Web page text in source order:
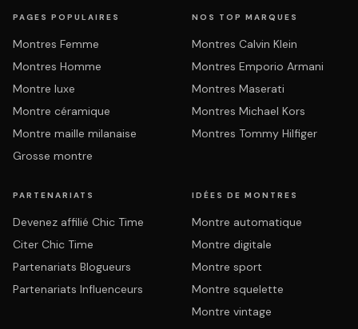
PAGES POPULAIRES
Montres Femme
Montres Homme
Montre luxe
Montre céramique
Montre maille milanaise
Grosse montre
NOS TOP MARQUES
Montres Calvin Klein
Montres Emporio Armani
Montres Maserati
Montres Michael Kors
Montres Tommy Hilfiger
PARTENARIATS
Devenez affilié Chic Time
Citer Chic Time
Partenariats Blogueurs
Partenariats Influenceurs
IDÉES DE MONTRES
Montre automatique
Montre digitale
Montre sport
Montre squelette
Montre vintage